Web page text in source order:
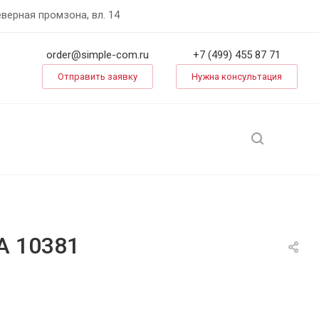
промзона, вл. 14
order@simple-com.ru
Отправить заявку
+7 (499) 455 87 71
Нужна консультация
10381